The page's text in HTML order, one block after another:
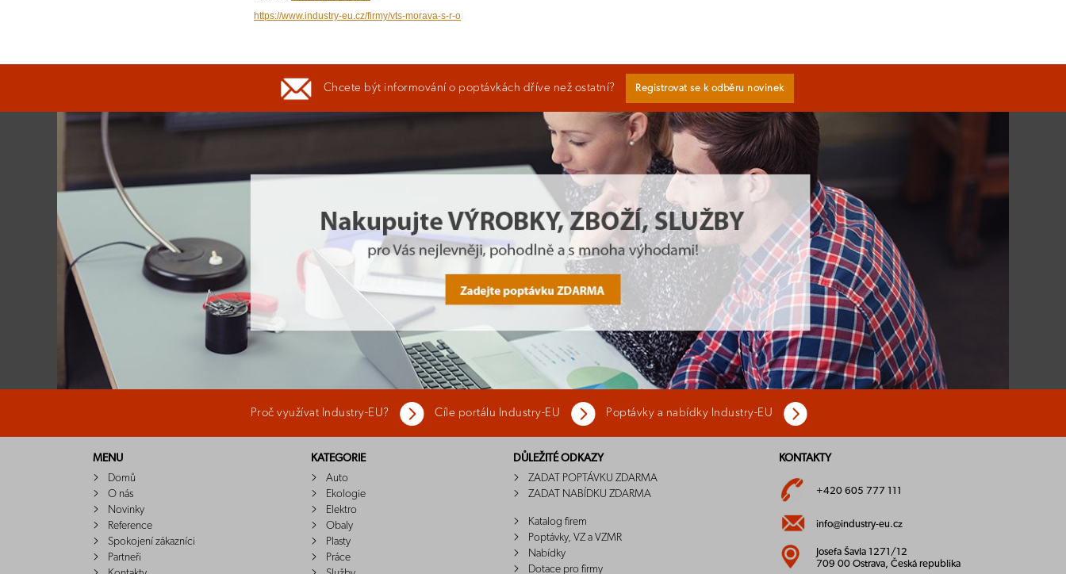
https://www.industry-eu.cz/firmy/vts-morava-s-r-o
Chcete být informování o poptávkách dříve než ostatní? Registrovat se k odběru novinek
Proč využívat Industry-EU? Cíle portálu Industry-EU Poptávky a nabídky Industry-EU
MENU
Domů
O nás
Novinky
Reference
Spokojení zákazníci
Partneři
KATEGORIE
Auto
Ekologie
Elektro
Obaly
Plasty
Práce
DŮLEŽITÉ ODKAZY
ZADAT POPTÁVKU ZDARMA
ZADAT NABÍDKU ZDARMA
Katalog firem
Poptávky, VZ a VZMR
Nabídky
Dotace pro firmy
KONTAKTY
+420 605 777 111
info@industry-eu.cz
Josefa Šavla 1271/12
709 00 Ostrava, Česká republika